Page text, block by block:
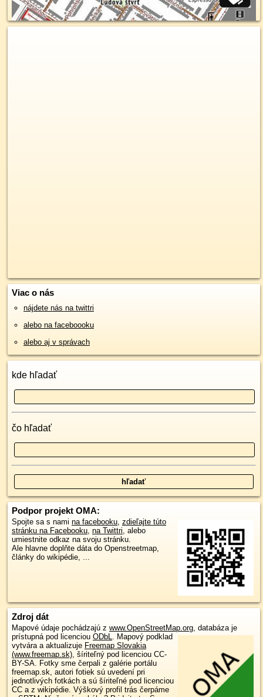
Viac o nás
nájdete nás na twittri
alebo na faceboooku
alebo aj v správach
kde hľadať
čo hľadať
Podpor projekt OMA:
Spojte sa s nami na facebooku, zdieľajte túto
stránku na Facebooku, na Twittri, alebo
umiestnite odkaz na svoju stránku.
Ale hlavne doplňte dáta do Openstreetmap,
články do wikipédie, ...
Zdroj dát
Mapové údaje pochádzajú z www.OpenStreetMap.org, databáza je
prístupná pod licenciou ODbL. Mapový podklad
vytvára a aktualizuje Freemap Slovakia
(www.freemap.sk), šíriteľný pod licenciou CC-
BY-SA. Fotky sme čerpali z galérie portálu
freemap.sk, autori fotiek sú uvedení pri
jednotlivých fotkách a sú šíriteľné pod licenciou
CC a z wikipédie. Výškový profil trás čerpáme